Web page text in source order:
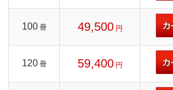
100 冊 49,500 円
120 冊 59,400 円